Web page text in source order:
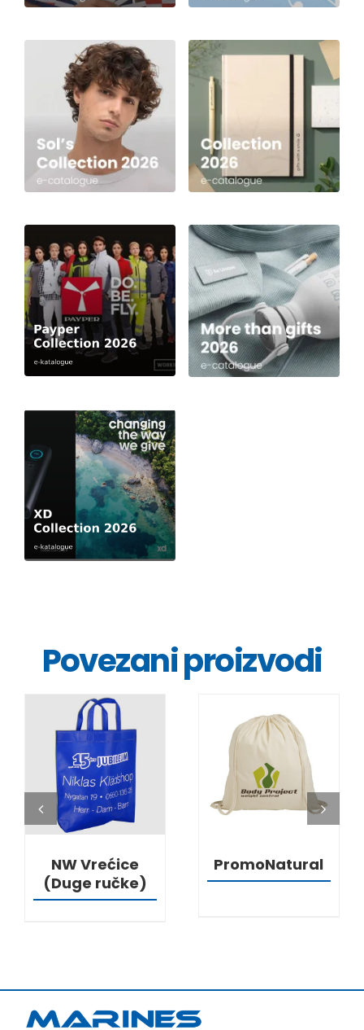
Povezani proizvodi
DETALJI
NW Vrećice
(Duge ručke)
DETALJI
PromoNatural